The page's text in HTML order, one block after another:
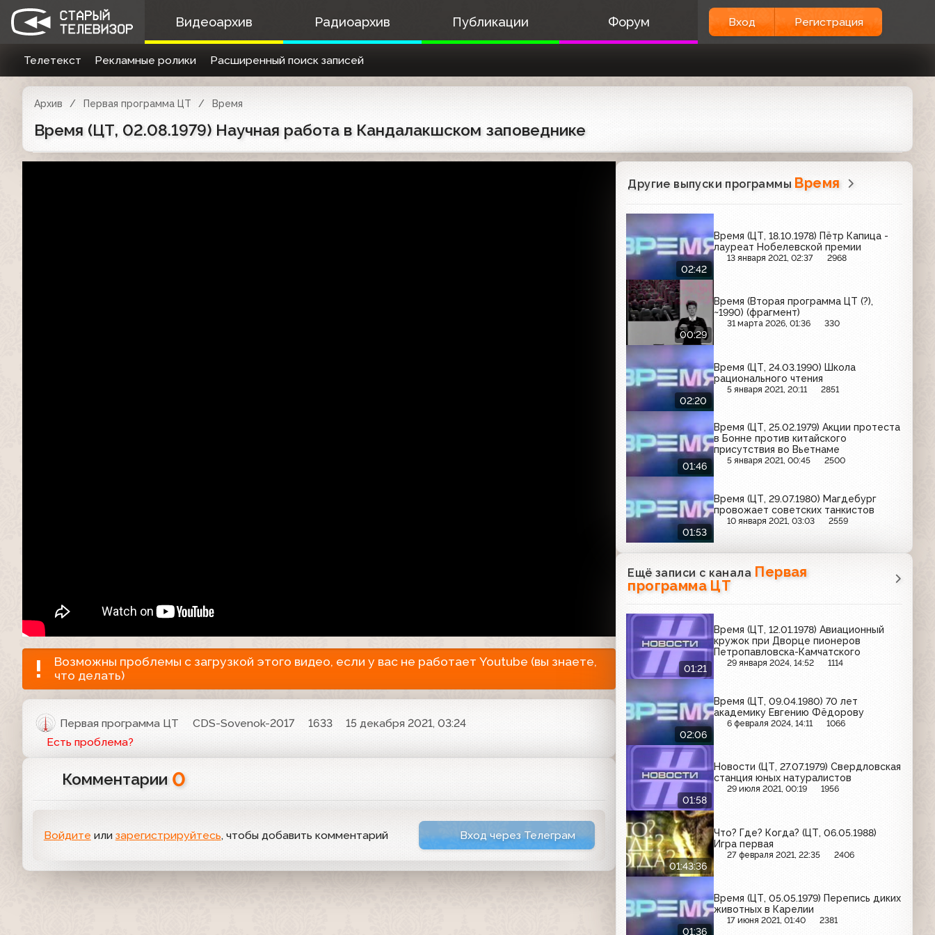
Видеоархив Радиоархив Публикации Форум Вход Регистрация
Телетекст Рекламные ролики Расширенный поиск записей
Архив Первая программа ЦТ Время
Время (ЦТ, 02.08.1979) Научная работа в Кандалакшском заповеднике
Возможны проблемы с загрузкой этого видео, если у вас не работает Youtube (вы знаете,
что делать)
Первая программа ЦТ CDS-Sovenok-2017 1633
15 декабря 2021, 03:24
Есть проблема?
Комментарии 0
Войдите или зарегистрируйтесь, чтобы добавить комментарий Вход через Телеграм
Другие выпуски программы Время
02:42
Время (ЦТ, 18.10.1978) Пётр Капица -
лауреат Нобелевской премии
13 января 2021, 02:37 2968
00:29
Время (Вторая программа ЦТ (?),
~1990) (фрагмент)
31 марта 2026, 01:36 330
02:20
Время (ЦТ, 24.03.1990) Школа
рационального чтения
5 января 2021, 20:11 2851
01:46
Время (ЦТ, 25.02.1979) Акции протеста
в Бонне против китайского
присутствия во Вьетнаме
5 января 2021, 00:45 2500
01:53
Время (ЦТ, 29.07.1980) Магдебург
провожает советских танкистов
10 января 2021, 03:03 2559
Ещё записи с канала Первая
программа ЦТ
01:21
Время (ЦТ, 12.01.1978) Авиационный
кружок при Дворце пионеров
Петропавловска-Камчатского
29 января 2024, 14:52 1114
02:06
Время (ЦТ, 09.04.1980) 70 лет
академику Евгению Фёдорову
6 февраля 2024, 14:11 1066
01:58
Новости (ЦТ, 27.07.1979) Свердловская
станция юных натуралистов
29 июля 2021, 00:19 1956
01:43:36
Что? Где? Когда? (ЦТ, 06.05.1988)
Игра первая
27 февраля 2021, 22:35 2406
01:36
Время (ЦТ, 05.05.1979) Перепись диких
животных в Карелии
17 июня 2021, 01:40 2381